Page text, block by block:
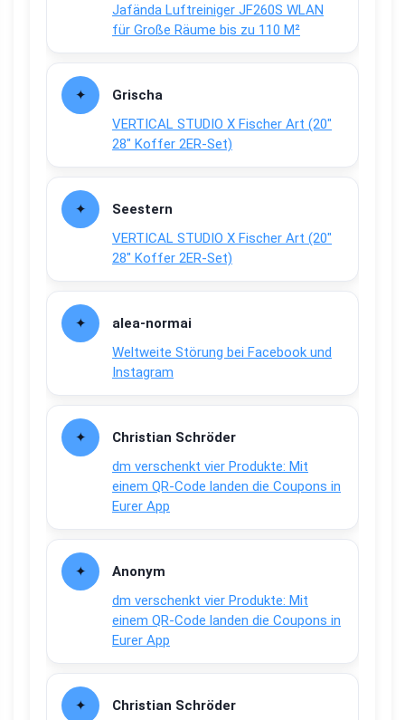
Jafända Luftreiniger JF260S WLAN
für Große Räume bis zu 110 M²
Grischa
VERTICAL STUDIO X Fischer Art (20″
28″ Koffer 2ER-Set)
Seestern
VERTICAL STUDIO X Fischer Art (20″
28″ Koffer 2ER-Set)
alea-normai
Weltweite Störung bei Facebook und
Instagram
Christian Schröder
dm verschenkt vier Produkte: Mit
einem QR-Code landen die Coupons in
Eurer App
Anonym
dm verschenkt vier Produkte: Mit
einem QR-Code landen die Coupons in
Eurer App
Christian Schröder